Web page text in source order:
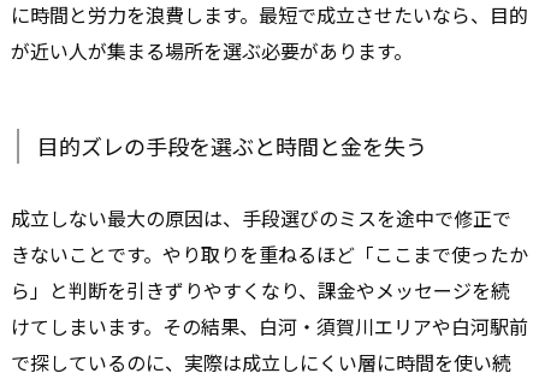
に時間と労力を浪費します。最短で成立させたいなら、目的
が近い人が集まる場所を選ぶ必要があります。
目的ズレの手段を選ぶと時間と金を失う
成立しない最大の原因は、手段選びのミスを途中で修正で
きないことです。やり取りを重ねるほど「ここまで使ったか
ら」と判断を引きずりやすくなり、課金やメッセージを続
けてしまいます。その結果、白河・須賀川エリアや白河駅前
で探しているのに、実際は成立しにくい層に時間を使い続